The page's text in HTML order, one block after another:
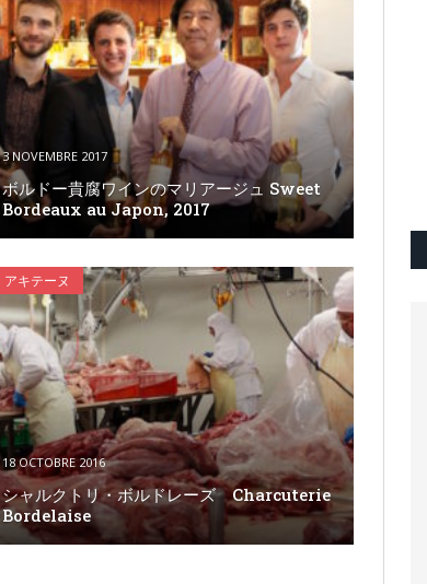
3 NOVEMBRE 2017
ボルドー貴腐ワインのマリアージュ Sweet
Bordeaux au Japon, 2017
アキテーヌ
18 OCTOBRE 2016
シャルクトリ・ボルドレーズ Charcuterie
Bordelaise